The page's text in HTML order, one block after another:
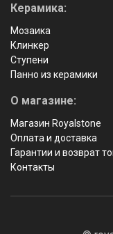
Керамика:
Мозаика
Клинкер
Ступени
Панно из керамики
О магазине:
Магазин Royalstone
Оплата и доставка
Гарантии и возврат
Контакты